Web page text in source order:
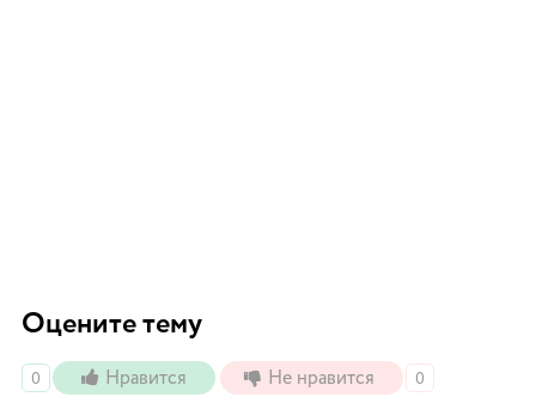
Оцените тему
0 Нравится Не нравится 0